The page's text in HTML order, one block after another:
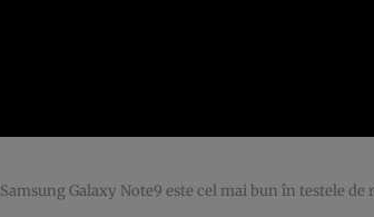
Samsung Galaxy Note9 este cel mai bun în testele